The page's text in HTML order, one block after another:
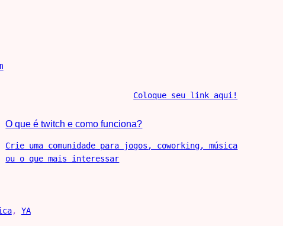
Coloque seu link aqui!
O que é twitch e como funciona?
Crie uma comunidade para jogos, coworking, música
ou o que mais interessar
, YA